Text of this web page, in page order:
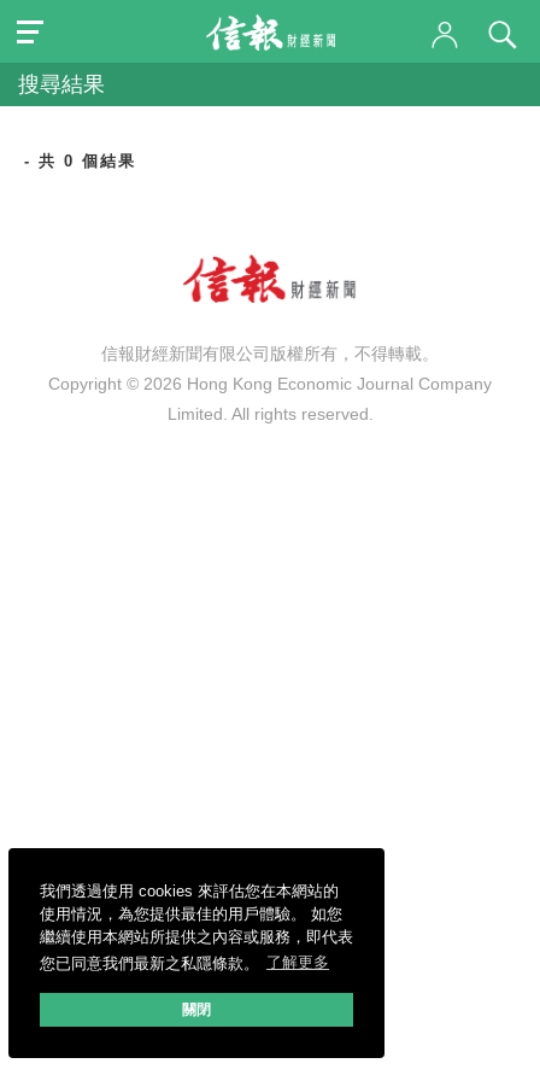
我們透過使用 cookies 來評估您在本網站的
使用情況，為您提供最佳的用戶體驗。 如您
繼續使用本網站所提供之內容或服務，即代表
您已同意我們最新之私隱條款。
了解更多
關閉
搜尋結果
- 共 0 個結果
信報財經新聞有限公司版權所有，不得轉載。
Copyright © 2026 Hong Kong Economic Journal Company
Limited. All rights reserved.